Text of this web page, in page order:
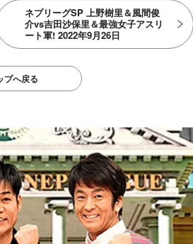
ネプリーグSP 上野樹里＆風間俊
介vs吉田沙保里＆最強女子アスリ
ート軍! 2022年9月26日
プへ戻る